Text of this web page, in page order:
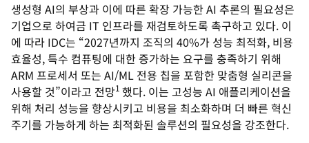
생성형 AI의 부상과 이에 따른 확장 가능한 AI 추론의 필요성은
기업으로 하여금 IT 인프라를 재검토하도록 촉구하고 있다. 이
에 따라 IDC는 “2027년까지 조직의 40%가 성능 최적화, 비용
효율성, 특수 컴퓨팅에 대한 증가하는 요구를 충족하기 위해
ARM 프로세서 또는 AI/ML 전용 칩을 포함한 맞춤형 실리콘을
사용할 것”이라고 전망1 했다. 이는 고성능 AI 애플리케이션을
위해 처리 성능을 향상시키고 비용을 최소화하며 더 빠른 혁신
주기를 가능하게 하는 최적화된 솔루션의 필요성을 강조한다.